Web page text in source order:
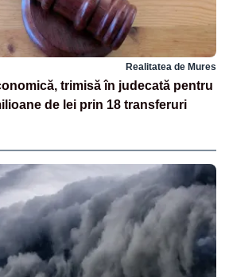
Realitatea de Mures
trimisă în judecată pentru
de lei prin 18 transferuri